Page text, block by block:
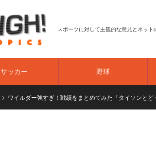
スポーツに対して主観的な意見とネット
サッカー 野球
ワイルダー強すぎ！戦績をまとめてみた「タイソンと